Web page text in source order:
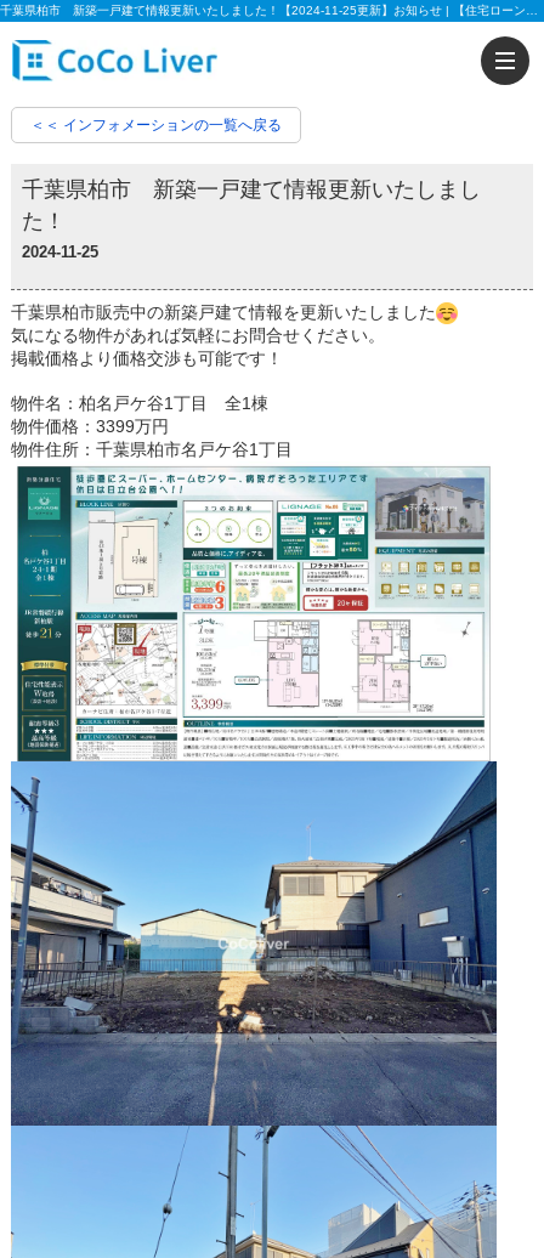
＜＜ インフォメーションの一覧へ戻る
千葉県柏市 新築一戸建て情報更新いたしまし
た！
2024-11-25
千葉県柏市販売中の新築戸建て情報を更新いたしました
気になる物件があれば気軽にお問合せください。
掲載価格より価格交渉も可能です！
物件名：柏名戸ケ谷1丁目 全1棟
物件価格：3399万円
物件住所：千葉県柏市名戸ケ谷1丁目